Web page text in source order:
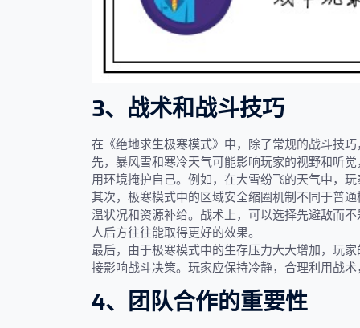
3、战术和战斗技巧
在《绝地求生极寒模式》中，除了常规的战斗技
先，暴风雪和寒冷天气可能影响玩家的视野和听
用环境掩护自己。例如，在大雪纷飞的天气中，
其次，极寒模式中的区域安全缩圈机制不同于普
温状况和资源补给。战术上，可以选择先避敌而
人后方往往能取得更好的效果。
最后，由于极寒模式中的生存压力大大增加，玩
接影响战斗决策。玩家应保持冷静，合理利用战
4、团队合作的重要性